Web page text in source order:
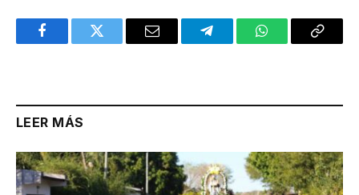
FacebookTwitter Email TelegramWhatsAppCopy
LEER MÁS